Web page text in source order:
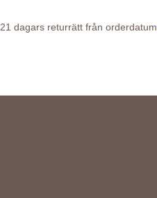
21 dagars returrätt från orderdatum